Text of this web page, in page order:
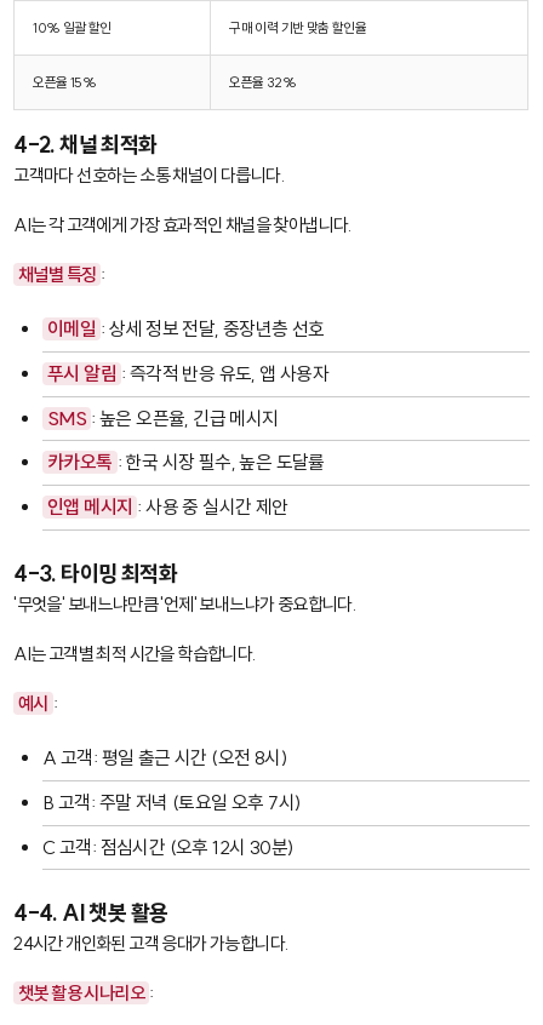
10% 일괄 할인 구매 이력 기반 맞춤 할인율
오픈율 15% 오픈율 32%
4-2. 채널 최적화
고객마다 선호하는 소통 채널이 다릅니다.
AI는 각 고객에게 가장 효과적인 채널을 찾아냅니다.
채널별 특징 :
이메일 : 상세 정보 전달, 중장년층 선호
푸시 알림 : 즉각적 반응 유도, 앱 사용자
SMS : 높은 오픈율, 긴급 메시지
카카오톡 : 한국 시장 필수, 높은 도달률
인앱 메시지 : 사용 중 실시간 제안
4-3. 타이밍 최적화
'무엇을' 보내느냐만큼 '언제' 보내느냐가 중요합니다.
AI는 고객별 최적 시간을 학습합니다.
예시 :
A 고객: 평일 출근 시간 (오전 8시)
B 고객: 주말 저녁 (토요일 오후 7시)
C 고객: 점심시간 (오후 12시 30분)
4-4. AI 챗봇 활용
24시간 개인화된 고객 응대가 가능합니다.
챗봇 활용 시나리오 :